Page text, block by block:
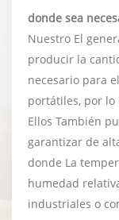
donde sea
Nuestro El
producir la
necesario para
portátiles, por
Ellos También
garantizar de
donde La
humedad
industriales o